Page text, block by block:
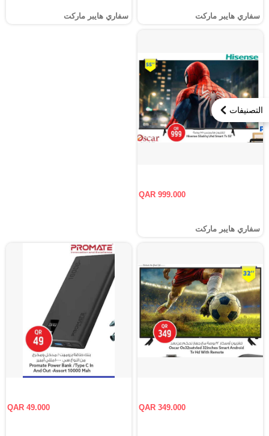
التصنيفات
سفاري هايبر ماركت سفاري هايبر ماركت
QAR 999.000
سفاري هايبر ماركت
QAR 349.000
QAR 49.000